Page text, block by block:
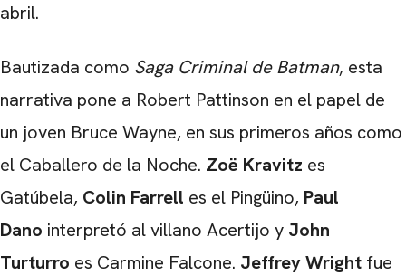
abril.
Bautizada como Saga Criminal de Batman, esta
narrativa pone a Robert Pattinson en el papel de
un joven Bruce Wayne, en sus primeros años como
el Caballero de la Noche. Zoë Kravitz es
Gatúbela, Colin Farrell es el Pingüino, Paul
Dano interpretó al villano Acertijo y John
Turturro es Carmine Falcone. Jeffrey Wright fue